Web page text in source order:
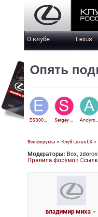
О клубе Lexus
Опять
Andyross79
b0risovegor
Все форумы » Клуб Lexus LX»
Модераторы: Box,
Правила форумов
владимир миха